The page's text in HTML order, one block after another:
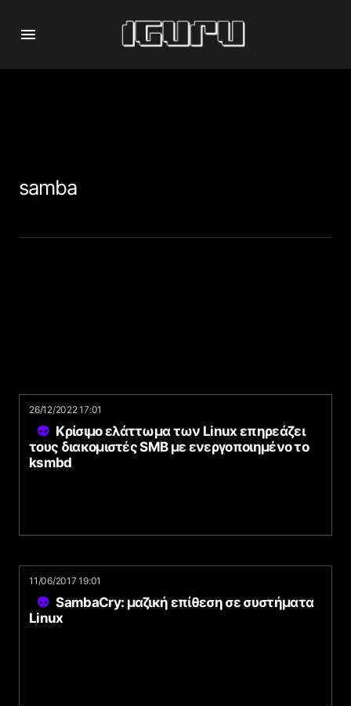
samba
26/12/2022 17:01
Κρίσιμο ελάττωμα των Linux επηρεάζει
τους διακομιστές SMB με ενεργοποιημένο το
ksmbd
11/06/2017 19:01
SambaCry: μαζική επίθεση σε συστήματα
Linux